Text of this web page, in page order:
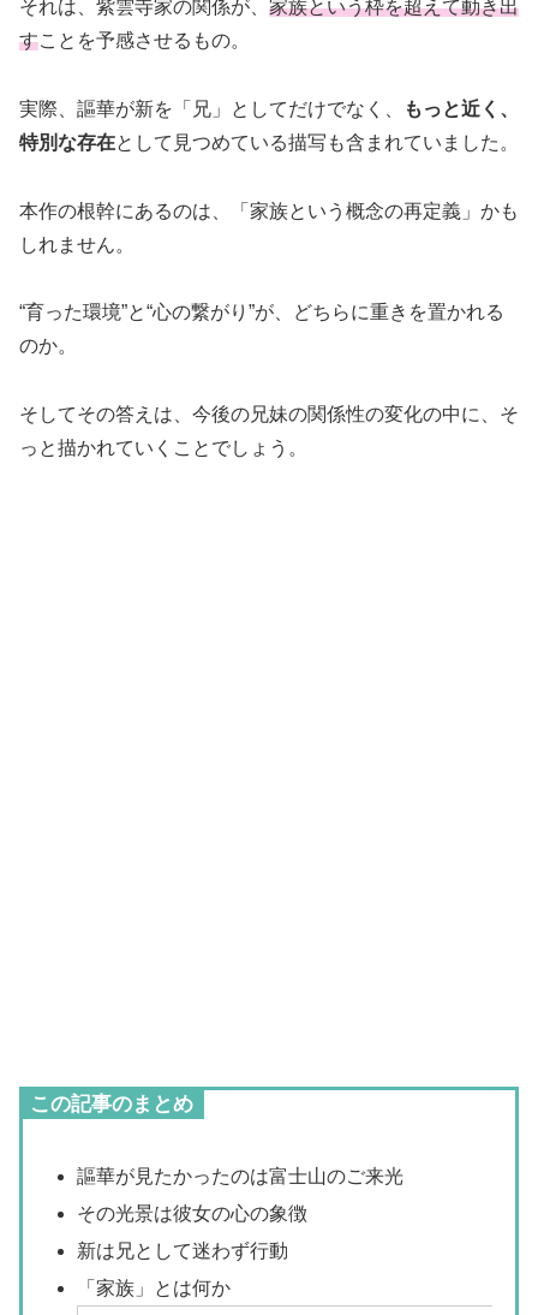
それは、紫雲寺家の関係が、 家族という枠を超えて動き出
すことを予感させるもの。
実際、謳華が新を「兄」としてだけでなく、
もっと近く、
特別な存在として見つめている描写も含まれていました。
本作の根幹にあるのは、「家族という概念の再定義」かも
しれません。
“育った環境”と“心の繋がり”が、どちらに重きを置かれる
のか。
そしてその答えは、今後の兄妹の関係性の変化の中に、そ
っと描かれていくことでしょう。
この記事のまとめ
謳華が見たかったのは富士山のご来光
その光景は彼女の心の象徴
新は兄として迷わず行動
「家族」とは何か